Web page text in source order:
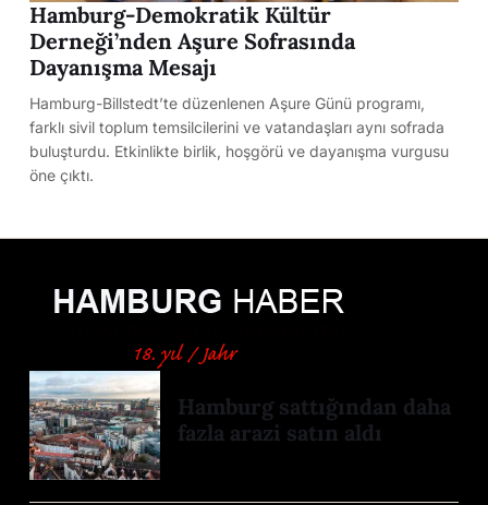
Hamburg-Demokratik Kültür
Derneği’nden Aşure Sofrasında
Dayanışma Mesajı
Hamburg-Billstedt’te düzenlenen Aşure Günü programı,
farklı sivil toplum temsilcilerini ve vatandaşları aynı sofrada
buluşturdu. Etkinlikte birlik, hoşgörü ve dayanışma vurgusu
öne çıktı.
Hamburg sattığından daha
fazla arazi satın aldı